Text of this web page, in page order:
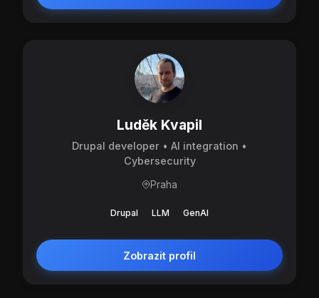
Luděk Kvapil
Drupal developer • AI integration •
Cybersecurity
Praha
Drupal LLM GenAI
Zobrazit profil